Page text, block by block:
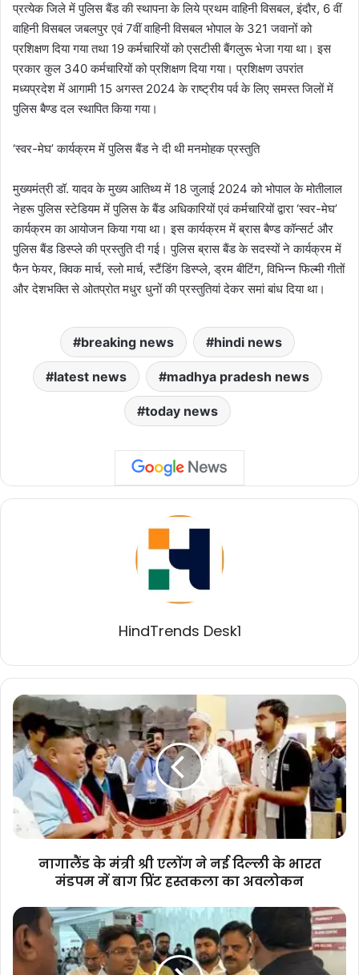
प्रत्येक जिले में पुलिस बैंड की स्थापना के लिये प्रथम वाहिनी विसबल, इंदौर, 6 वीं
वाहिनी विसबल जबलपुर एवं 7वीं वाहिनी विसबल भोपाल के 321 जवानों को
प्रशिक्षण दिया गया तथा 19 कर्मचारियों को एसटीसी बैंगलुरू भेजा गया था। इस
प्रकार कुल 340 कर्मचारियों को प्रशिक्षण दिया गया। प्रशिक्षण उपरांत
मध्यप्रदेश में आगामी 15 अगस्त 2024 के राष्ट्रीय पर्व के लिए समस्त जिलों में
पुलिस बैण्ड दल स्थापित किया गया।
‘स्वर-मेघ’ कार्यक्रम में पुलिस बैंड ने दी थी मनमोहक प्रस्तुति
मुख्यमंत्री डॉ. यादव के मुख्य आतिथ्य में 18 जुलाई 2024 को भोपाल के मोतीलाल
नेहरू पुलिस स्टेडियम में पुलिस के बैंड अधिकारियों एवं कर्मचारियों द्वारा ‘स्वर-मेघ’
कार्यक्रम का आयोजन किया गया था। इस कार्यक्रम में ब्रास बैण्ड कॉन्सर्ट और
पुलिस बैंड डिस्प्ले की प्रस्तुति दी गई। पुलिस ब्रास बैंड के सदस्यों ने कार्यक्रम में
फैन फेयर, क्विक मार्च, स्लो मार्च, स्टैंडिंग डिस्प्ले, ड्रम बीटिंग, विभिन्न फिल्मी गीतों
और देशभक्ति से ओतप्रोत मधुर धुनों की प्रस्तुतियां देकर समां बांध दिया था।
breaking news hindi news
latest news madhya pradesh news
today news
HindTrends Desk1
नागालैंड
के
मंत्री
श्री
एलोंग
ने
नई
दिल्ली
के
बाग
प्रिंट
हस्तकला
का
नागालैंड के मंत्री श्री एलोंग ने नई दिल्ली के भारत
मंडपम में बाग प्रिंट हस्तकला का अवलोकन
उप-
मुख्यमंत्री
श्री
शुक्ल